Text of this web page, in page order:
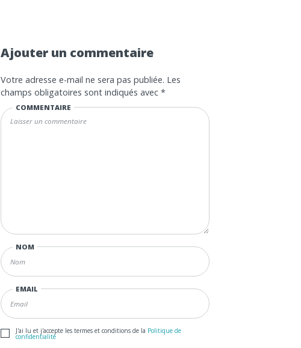
Ajouter un commentaire
Votre adresse e-mail ne sera pas publiée. Les
champs obligatoires sont indiqués avec*
COMMENTAIRE
NOM
EMAIL
J'ai lu et j'accepte les termes et conditions de la Politique de
confidentialité